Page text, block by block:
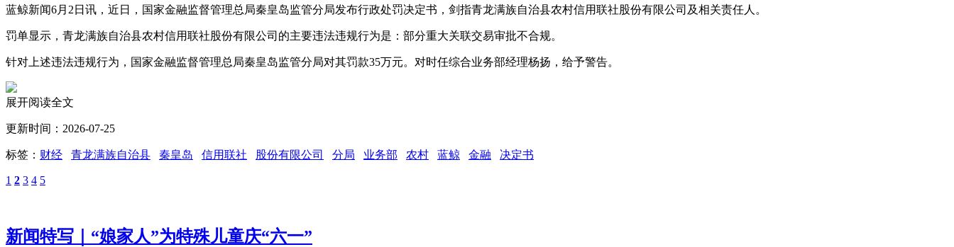
蓝鲸新闻6月2日讯，近日，国家金融监督管理总局秦皇岛监管分局发布行政处罚决定书，剑指青龙满族自治县农村信用联社股份有限公司及相关责任人。
罚单显示，青龙满族自治县农村信用联社股份有限公司的主要违法违规行为是：部分重大关联交易审批不合规。
针对上述违法违规行为，国家金融监督管理总局秦皇岛监管分局对其罚款35万元。对时任综合业务部经理杨扬，给予警告。
展开阅读全文
更新时间：2026-07-25
标签： 财经 青龙满族自治县 秦皇岛 信用联社 股份有限公司 分局 业务部 农村 蓝鲸 金融 决定书
1 2 3 4 5
新闻特写｜“娘家人”为特殊儿童庆“六一”